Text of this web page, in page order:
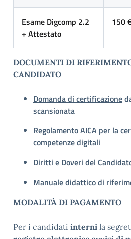
Esame Digcomp 2.2
+ Attestato
150 €
DOCUMENTI DI
CANDIDATO
Domanda di certificazione
scansionata
Regolamento AICA per la
competenze digitali
Diritti e Doveri del
Manuale didattico di
MODALITÀ DI PAGAMENTO
Per i candidati interni la